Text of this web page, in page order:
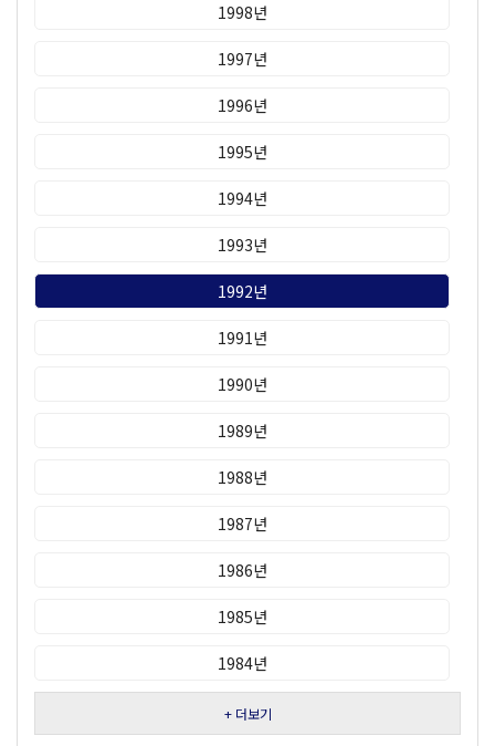
1998년
1997년
1996년
1995년
1994년
1993년
1992년
1991년
1990년
1989년
1988년
1987년
1986년
1985년
1984년
+ 더보기